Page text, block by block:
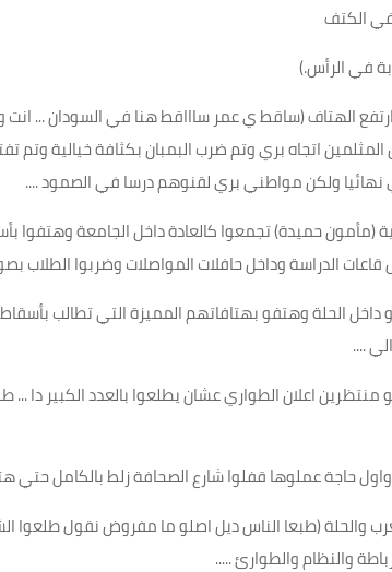
.)
الهتاف (ساقط ي عمر ساااقط هنا في السودان ...
ال60 تاتشر من المثلمين اتجاه بري وتم ضرب البمبان بكثافة
نهائيا ولكن مواطني بري لقنوهم درسا في الصمود....
(مأمون حميدة) تجمعوا كالعادة داخل الجامعة وهتفوا
قاعات الدراسة وداخل حافلات المواصلات وضربوا
داخل الحلة وهتفو بهتافاتهم المميزة التي تطالب
....
منتظرين اعلان الطواري عشان يطلعوا بالعدد الكبير دا
حاجة عملوها قفلوا شارع الصحافة زلط بالكامل حتي
والحلة (طبعا الناس ديل اصلو ما مفروض نقول طلعوا
والنظام والطوارئ.....